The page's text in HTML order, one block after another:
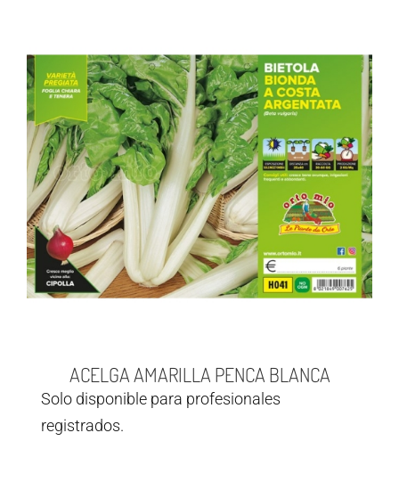
ACELGA AMARILLA PENCA BLANCA
Solo disponible para profesionales
registrados.